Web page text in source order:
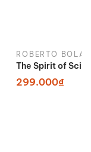
ROBERTO
The Spirit of
299.000₫